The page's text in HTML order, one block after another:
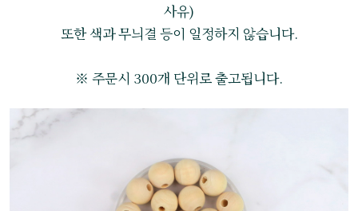
사유)
또한 색과 무늬결 등이 일정하지 않습니다.
※ 주문시 300개 단위로 출고됩니다.